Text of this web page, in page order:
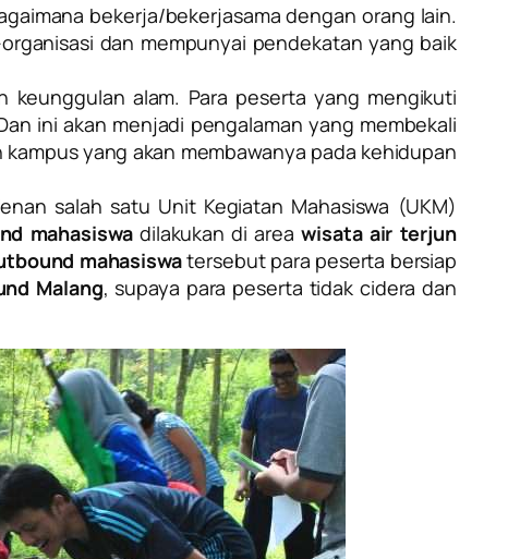
bekerja/bekerjasama dengan orang lain.
dan mempunyai pendekatan yang baik
alam. Para peserta yang mengikuti
ini akan menjadi pengalaman yang membekali
yang akan membawanya pada kehidupan
salah satu Unit Kegiatan Mahasiswa (UKM)
mahasiswadilakukan di areawisata air terjun
mahasiswatersebut para peserta bersiap
Malang, supaya para peserta tidak cidera dan